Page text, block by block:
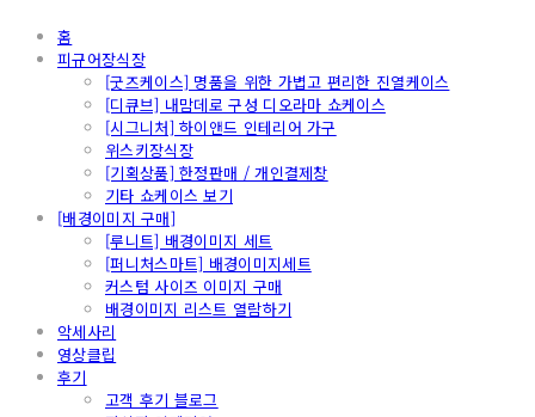
홈
피규어장식장
[굿즈케이스] 명품을 위한 가볍고 편리한 진열케이스
[디큐브] 내맘데로 구성 디오라마 쇼케이스
[시그니처] 하이앤드 인테리어 가구
위스키장식장
[기획상품] 한정판매 / 개인결제창
기타 쇼케이스 보기
[배경이미지 구매]
[루니트] 배경이미지 세트
[퍼니처스마트] 배경이미지세트
커스텀 사이즈 이미지 구매
배경이미지 리스트 열람하기
악세사리
영상클립
후기
고객 후기 블로그